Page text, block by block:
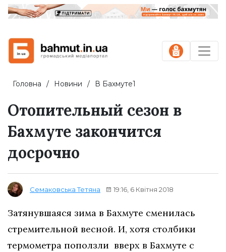
Головна Новини В Бахмуте1
Отопительный сезон в
Бахмуте закончится
досрочно
Семаковська Тетяна 19:16, 6 Квітня 2018
Затянувшаяся зима в Бахмуте сменилась
стремительной весной. И, хотя столбики
термометра поползли вверх в Бахмуте с